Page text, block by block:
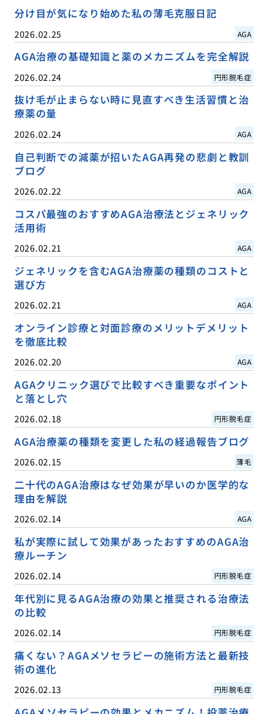
分け目が気になり始めた私の薄毛克服日記
2026.02.25 AGA
AGA治療の基礎知識と薬のメカニズムを完全解説
2026.02.24 円形脱毛症
抜け毛が止まらない時に見直すべき生活習慣と治
療薬の量
2026.02.24 AGA
自己判断での減薬が招いたAGA再発の悲劇と教訓
ブログ
2026.02.22 AGA
コスパ最強のおすすめAGA治療法とジェネリック
活用術
2026.02.21 AGA
ジェネリックを含むAGA治療薬の種類のコストと
選び方
2026.02.21 AGA
オンライン診療と対面診療のメリットデメリット
を徹底比較
2026.02.20 AGA
AGAクリニック選びで比較すべき重要なポイント
と落とし穴
2026.02.18 円形脱毛症
AGA治療薬の種類を変更した私の経過報告ブログ
2026.02.15 薄毛
二十代のAGA治療はなぜ効果が早いのか医学的な
理由を解説
2026.02.14 AGA
私が実際に試して効果があったおすすめのAGA治
療ルーチン
2026.02.14 円形脱毛症
年代別に見るAGA治療の効果と推奨される治療法
の比較
2026.02.14 円形脱毛症
痛くない？AGAメソセラピーの施術方法と最新技
術の進化
2026.02.13 円形脱毛症